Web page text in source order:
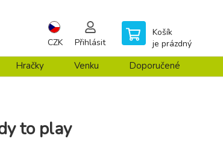
CZK Přihlásit
Košík
je prázdný
Hračky Venku Doporučené
to play